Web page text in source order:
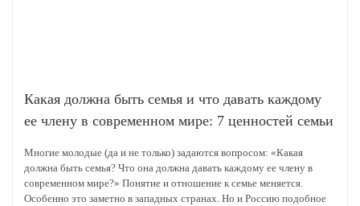
Какая должна быть семья и что давать каждому
ее члену в современном мире: 7 ценностей семьи
Многие молодые (да и не только) задаются вопросом: «Какая
должна быть семья? Что она должна давать каждому ее члену в
современном мире?» Понятие и отношение к семье меняется.
Особенно это заметно в западных странах. Но и Россию подобное